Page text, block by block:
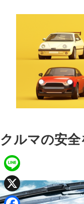
クルマの安
L
iX